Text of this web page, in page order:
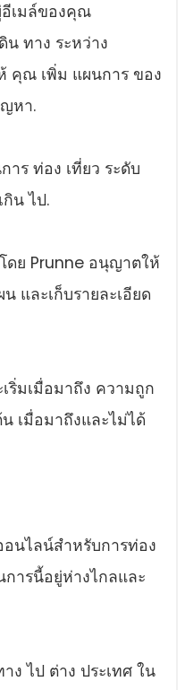
อีเมล์ของคุณ
น ทาง ระหว่าง
คุณ เพิ่ม แผนการ ของ
หา.
ร ท่อง เที่ยว ระดับ
น ไป.
ดย Prunne อนุญาตให้
และเก็บรายละเอียด
ริ่มเมื่อมาถึง ความถูก
น เมื่อมาถึงและไม่ได้
อนไลน์สําหรับการท่อง
การนี้อยู่ห่างไกลและ
ง ไป ต่าง ประเทศ ใน